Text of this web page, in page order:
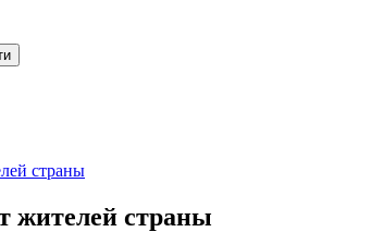
страны
жителей страны